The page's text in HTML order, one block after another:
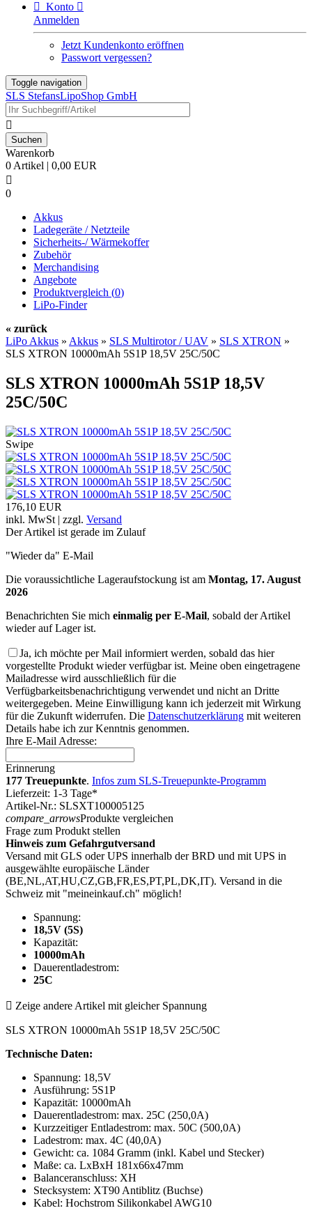
 Konto 
Anmelden
Jetzt Kundenkonto eröffnen
Passwort vergessen?
Toggle navigation
SLS StefansLipoShop GmbH

Warenkorb
0 Artikel | 0,00 EUR

0
Akkus
Ladegeräte / Netzteile
Sicherheits-/ Wärmekoffer
Zubehör
Merchandising
Angebote
Produktvergleich (0)
LiPo-Finder
« zurück
LiPo Akkus » Akkus » SLS Multirotor / UAV » SLS XTRON »
SLS XTRON 10000mAh 5S1P 18,5V 25C/50C
SLS XTRON 10000mAh 5S1P 18,5V
25C/50C
Swipe
176,10 EUR
inkl. MwSt | zzgl. Versand
Der Artikel ist gerade im Zulauf
"Wieder da" E-Mail
Die voraussichtliche Lageraufstockung ist am Montag, 17. August
2026
Benachrichten Sie mich einmalig per E-Mail, sobald der Artikel
wieder auf Lager ist.
Ja, ich möchte per Mail informiert werden, sobald das hier
vorgestellte Produkt wieder verfügbar ist. Meine oben eingetragene
Mailadresse wird ausschließlich für die
Verfügbarkeitsbenachrichtigung verwendet und nicht an Dritte
weitergegeben. Meine Einwilligung kann ich jederzeit mit Wirkung
für die Zukunft widerrufen. Die Datenschutzerklärung mit weiteren
Details habe ich zur Kenntnis genommen.
Ihre E-Mail Adresse:
Erinnerung
177 Treuepunkte. Infos zum SLS-Treuepunkte-Programm
Lieferzeit: 1-3 Tage*
Artikel-Nr.: SLSXT100005125
compare_arrowsProdukte vergleichen
Frage zum Produkt stellen
Hinweis zum Gefahrgutversand
Versand mit GLS oder UPS innerhalb der BRD und mit UPS in
ausgewählte europäische Länder
(BE,NL,AT,HU,CZ,GB,FR,ES,PT,PL,DK,IT). Versand in die
Schweiz mit "meineinkauf.ch" möglich!
Spannung:
18,5V (5S)
Kapazität:
10000mAh
Dauerentladestrom:
25C
 Zeige andere Artikel mit gleicher Spannung
SLS XTRON 10000mAh 5S1P 18,5V 25C/50C
Technische Daten:
Spannung: 18,5V
Ausführung: 5S1P
Kapazität: 10000mAh
Dauerentladestrom: max. 25C (250,0A)
Kurzzeitiger Entladestrom: max. 50C (500,0A)
Ladestrom: max. 4C (40,0A)
Gewicht: ca. 1084 Gramm (inkl. Kabel und Stecker)
Maße: ca. LxBxH 181x66x47mm
Balanceranschluss: XH
Stecksystem: XT90 Antiblitz (Buchse)
Kabel: Hochstrom Silikonkabel AWG10